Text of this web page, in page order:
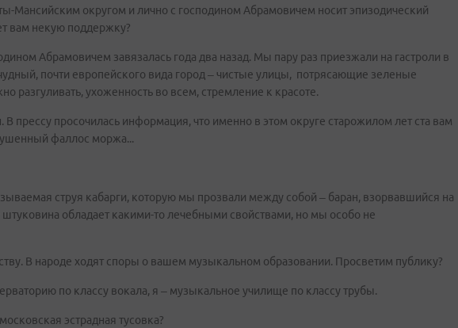
Мансийским округом и лично с господином Абрамовичем носит эпизодический
вам некую поддержку?
Абрамовичем завязалась года два назад. Мы пару раз приезжали на гастроли в
почти европейского вида город – чистые улицы, потрясающие зеленые
разгуливать, ухоженность во всем, стремление к красоте.
В прессу просочилась информация, что именно в этом округе старожилом лет ста вам
фаллос моржа...
струя кабарги, которую мы прозвали между собой – баран, взорвавшийся на
штуковина обладает какими-то лечебными свойствами, но мы особо не
В народе ходят споры о вашем музыкальном образовании. Просветим публику?
по классу вокала, я – музыкальное училище по классу трубы.
эстрадная тусовка?